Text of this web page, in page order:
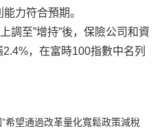
力符合預期。
調至”增持”後，保險公司和資
，在富時100指數中名列
希望通過改革量化寬鬆政策減稅